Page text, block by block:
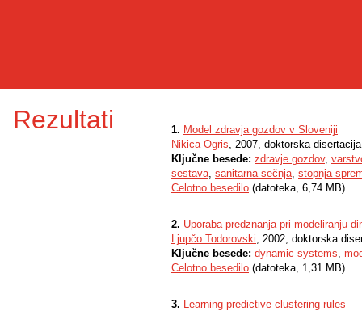
Rezultati 1. Model zdravja gozdov v Sloveniji
Nikica Ogris, 2007, doktorska disertacija
Ključne besede: zdravje gozdov,
sestava, sanitarna sečnja, stopnja
Celotno besedilo (datoteka, 6,74 MB)
2. Uporaba predznanja pri modeliranju
Ljupčo Todorovski, 2002, doktorska
Ključne besede: dynamic systems,
Celotno besedilo (datoteka, 1,31 MB)
3. Learning predictive clustering rules